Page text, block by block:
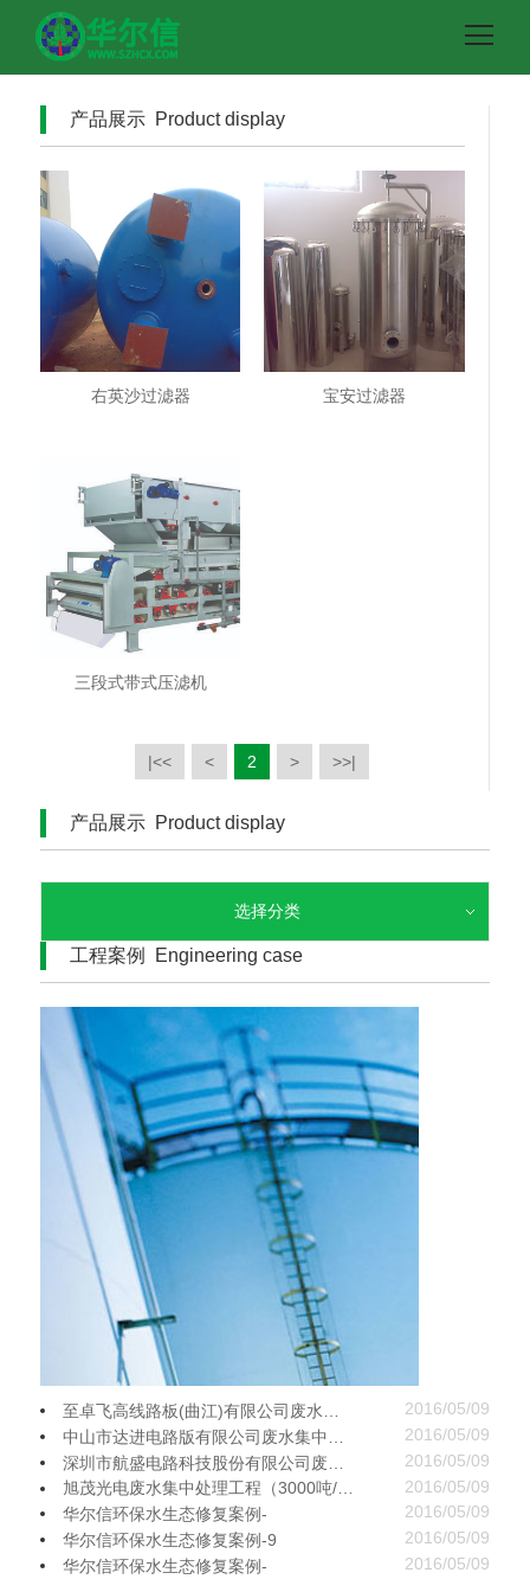
产品展示 Product display
右英沙过滤器 宝安过滤器
三段式带式压滤机
|<< < 2 > >>|
产品展示 Product display
选择分类
工程案例 Engineering case
2016/05/09
2016/05/09
2016/05/09
2016/05/09
旭茂光电废水集中处理工程（3000吨/天）
2016/05/09
华尔信环保水生态修复案例-
2016/05/09
华尔信环保水生态修复案例-9
2016/05/09
华尔信环保水生态修复案例-